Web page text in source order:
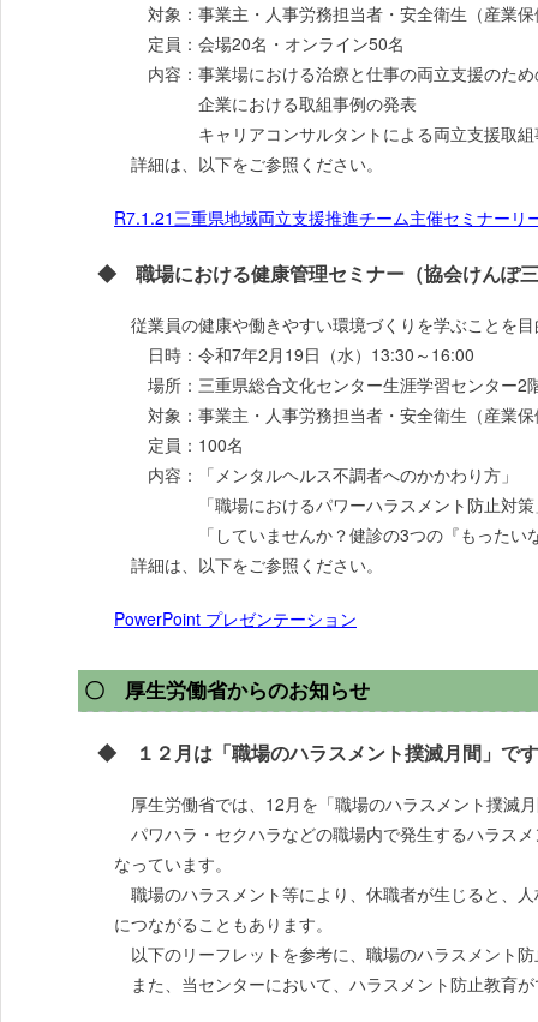
対象：事業主・人事労務担当者・安全衛生（産業保
定員：会場20名・オンライン50名
内容：事業場における治療と仕事の両立支援のため
企業における取組事例の発表
キャリアコンサルタントによる両立支援取組
詳細は、以下をご参照ください。
R7.1.21三重県地域両立支援推進チーム主催セミナーリ
◆ 職場における健康管理セミナー（協会けんぽ
従業員の健康や働きやすい環境づくりを学ぶことを
日時：令和7年2月19日（水）13:30～16:00
場所：三重県総合文化センター生涯学習センター2
対象：事業主・人事労務担当者・安全衛生（産業保
定員：100名
内容：「メンタルヘルス不調者へのかかわり方」
「職場におけるパワーハラスメント防止対策
「していませんか？健診の3つの『もったい
詳細は、以下をご参照ください。
PowerPoint プレゼンテーション
〇 厚生労働省からのお知らせ
◆ １２月は「職場のハラスメント撲滅月間」で
厚生労働省では、12月を「職場のハラスメント撲滅
パワハラ・セクハラなどの職場内で発生するハラス
なっています。
職場のハラスメント等により、休職者が生じると、
につながることもあります。
以下のリーフレットを参考に、職場のハラスメント
また、当センターにおいて、ハラスメント防止教育